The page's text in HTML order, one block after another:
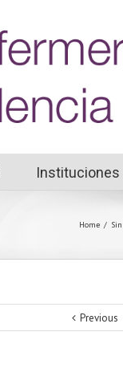
Instituciones
Home /
Previous